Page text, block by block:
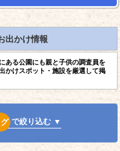
出かけ情報
ある公園にも親と子供の調査員を
かけスポット・施設を厳選して掲
で絞り込む ▼